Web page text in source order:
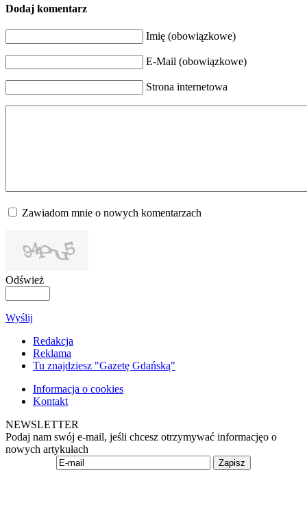
Dodaj komentarz
Imię (obowiązkowe)
E-Mail (obowiązkowe)
Strona internetowa
Zawiadom mnie o nowych komentarzach
Odśwież
Wyślij
Redakcja
Reklama
Tu znajdziesz "Gazetę Gdańską"
Informacja o cookies
Kontakt
NEWSLETTER
Podaj nam swój e-mail, jeśli chcesz otrzymywać informacjęo o
nowych artykułach
Zapisz